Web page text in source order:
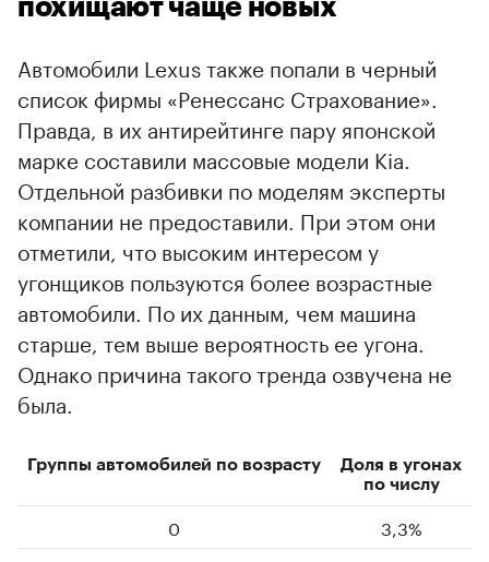
похищают чаще новых
Автомобили Lexus также попали в черный
список фирмы «Ренессанс Страхование».
Правда, в их антирейтинге пару японской
марке составили массовые модели Kia.
Отдельной разбивки по моделям эксперты
компании не предоставили. При этом они
отметили, что высоким интересом у
угонщиков пользуются более возрастные
автомобили. По их данным, чем машина
старше, тем выше вероятность ее угона.
Однако причина такого тренда озвучена не
была.
Группы автомобилей по возрасту
Доля в угонах
по числу
0
3,3%